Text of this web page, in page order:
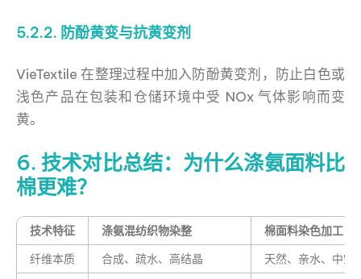
5.2.2. 防酚黄变与抗黄变剂
VieTextile 在整理过程中加入防酚黄变剂，防止白色或
浅色产品在包装和仓储环境中受 NOx 气体影响而变
黄。
6. 技术对比总结：为什么涤氨面料比
棉更难？
技术特征 涤氨混纺织物染整
棉面料染色加工
纤维本质
合成、疏水、高结晶
天然、亲水、中空